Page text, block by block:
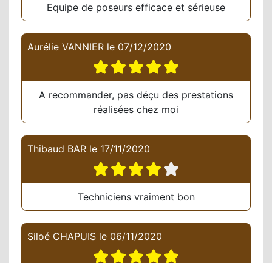
Equipe de poseurs efficace et sérieuse
Aurélie VANNIER le 07/12/2020
A recommander, pas déçu des prestations
réalisées chez moi
Thibaud BAR le 17/11/2020
Techniciens vraiment bon
Siloé CHAPUIS le 06/11/2020